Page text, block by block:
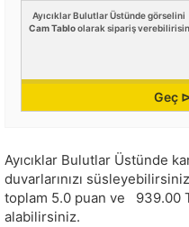
Ayıcıklar Bulutlar Üstünde görselini
Cam Tabloolarak sipariş verebilirisin
Geç
Ayıcıklar Bulutlar Üstünde
duvarlarınızı
toplam 5.0 puan ve 939.00
alabilirsiniz.